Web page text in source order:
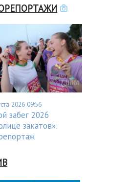
2026 09:56
забег 2026
закатов»: